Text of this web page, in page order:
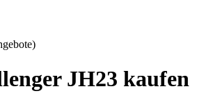
JH23 kaufen